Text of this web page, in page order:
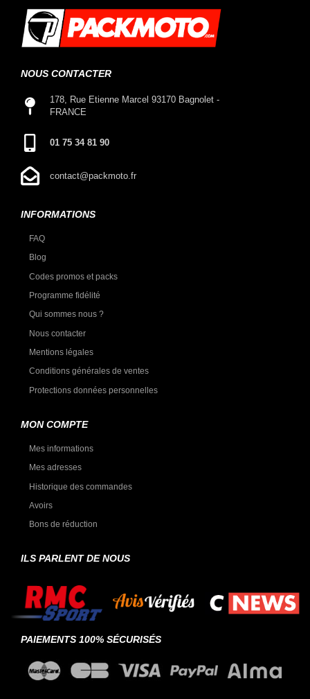
NOUS CONTACTER
178, Rue Etienne Marcel 93170 Bagnolet -
FRANCE
01 75 34 81 90
contact@packmoto.fr
INFORMATIONS
FAQ
Blog
Codes promos et packs
Programme fidélité
Qui sommes nous ?
Nous contacter
Mentions légales
Conditions générales de ventes
Protections données personnelles
MON COMPTE
Mes informations
Mes adresses
Historique des commandes
Avoirs
Bons de réduction
ILS PARLENT DE NOUS
PAIEMENTS 100% SÉCURISÉS